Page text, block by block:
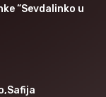
“Sevdalinko u